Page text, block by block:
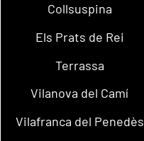
Collsuspina
Els Prats de Rei
Terrassa
Vilanova del Camí
Vilafranca del Penedès